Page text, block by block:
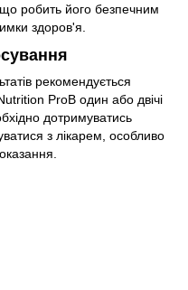
робить його безпечним
здоров'я.
рекомендується
ProB один або двічі
дотримуватись
з лікарем, особливо